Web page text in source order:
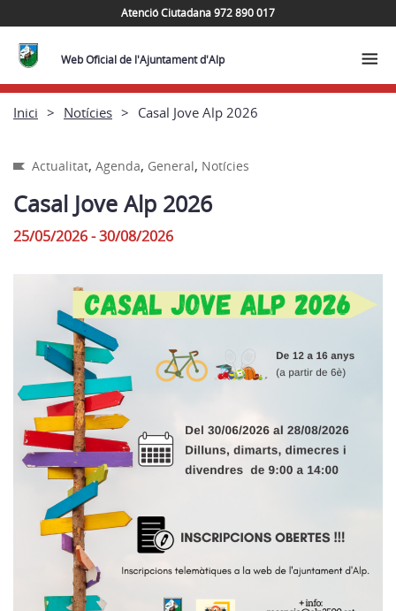
Atenció Ciutadana 972 890 017
Web Oficial de l'Ajuntament d'Alp
Inici Notícies Casal Jove Alp 2026
Actualitat, Agenda, General, Notícies
Casal Jove Alp 2026
25/05/2026 - 30/08/2026